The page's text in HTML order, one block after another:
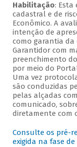
Habilitação: Esta
cadastral e de
Econômico. A
intenção de
como garantia
Garantidor com
preenchimento
por meio do
Uma vez
são conduzidas
pelas alçadas
comunicado,
diretamente com
Consulte os pré-
exigida na fase